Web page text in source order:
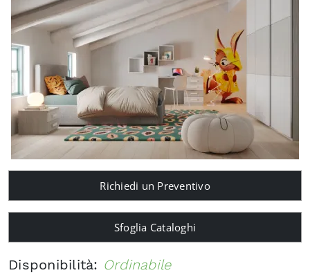
Richiedi un Preventivo
Sfoglia Cataloghi
Disponibilità: Ordinabile